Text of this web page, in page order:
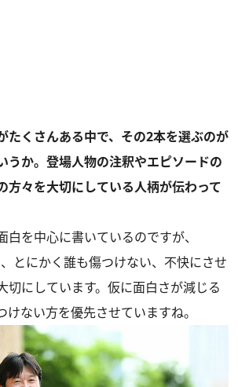
くさんある中で、その2本を選ぶのが
うか。登場人物の注釈やエピソードの
方々を大切にしている人柄が伝わって
を中心に書いているのですが、
とにかく誰も傷つけない、不快にさせ
切にしています。仮に面白さが減じる
けない方を優先させていますね。